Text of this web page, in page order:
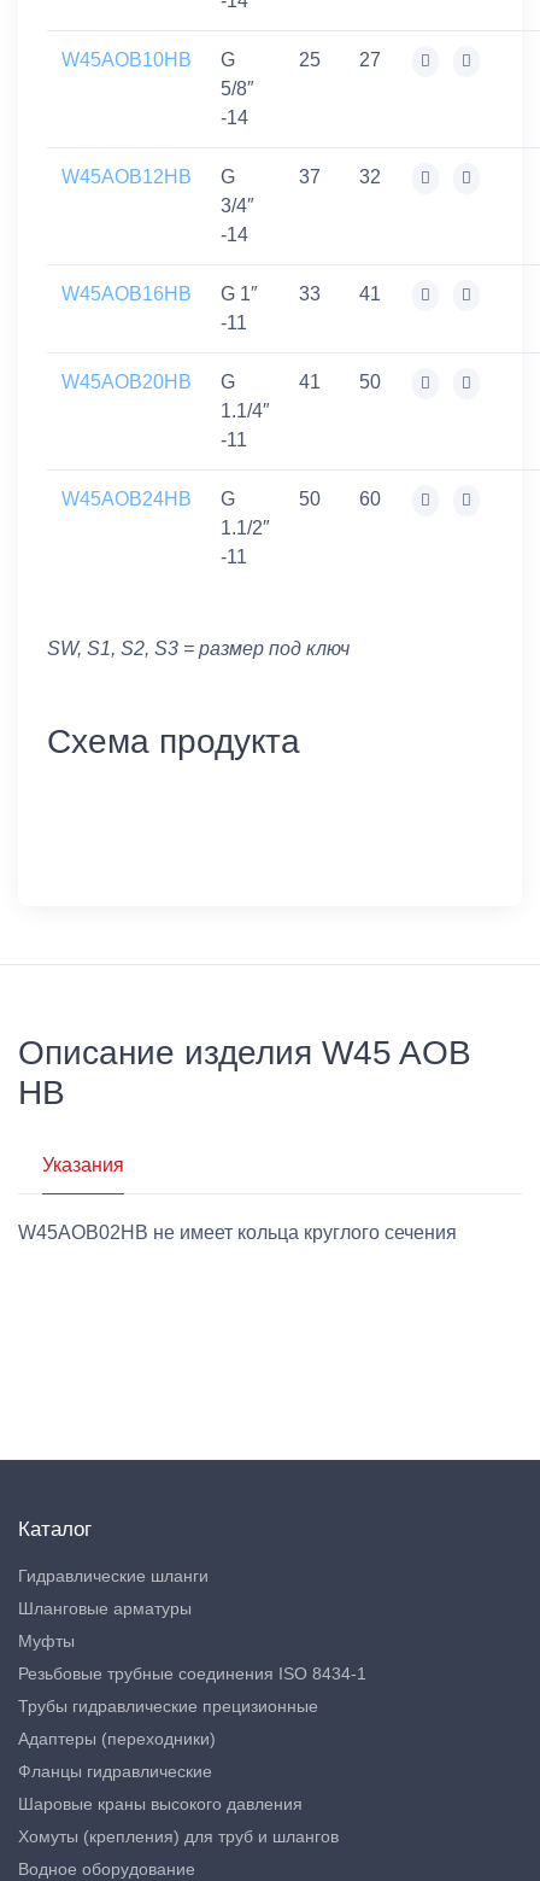
W45AOB10HB
G
5/8″
-14
25 27
W45AOB12HB
G
3/4″
-14
37 32
W45AOB16HB
G 1″
-11
33 41
W45AOB20HB
G
1.1/4″
-11
41 50
W45AOB24HB
G
1.1/2″
-11
50 60
SW, S1, S2, S3 = размер под ключ
Схема продукта
Описание изделия W45 AOB
HB
Указания
W45AOB02HB не имеет кольца круглого сечения
Каталог
Гидравлические шланги
Шланговые арматуры
Муфты
Резьбовые трубные соединения ISO 8434-1
Трубы гидравлические прецизионные
Адаптеры (переходники)
Фланцы гидравлические
Шаровые краны высокого давления
Хомуты (крепления) для труб и шлангов
Водное оборудование